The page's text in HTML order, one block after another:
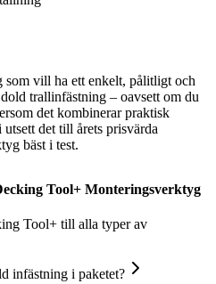
vill ha ett enkelt, pålitligt och
trallinfästning – oavsett om du
det kombinerar praktisk
det till årets prisvärda
bäst i test.
Tool+ Monteringsverktyg
Tool+ till alla typer av
infästning i paketet?